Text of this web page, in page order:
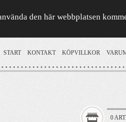
den här webbplatsen
START KONTAKT KÖPVILLKOR
0